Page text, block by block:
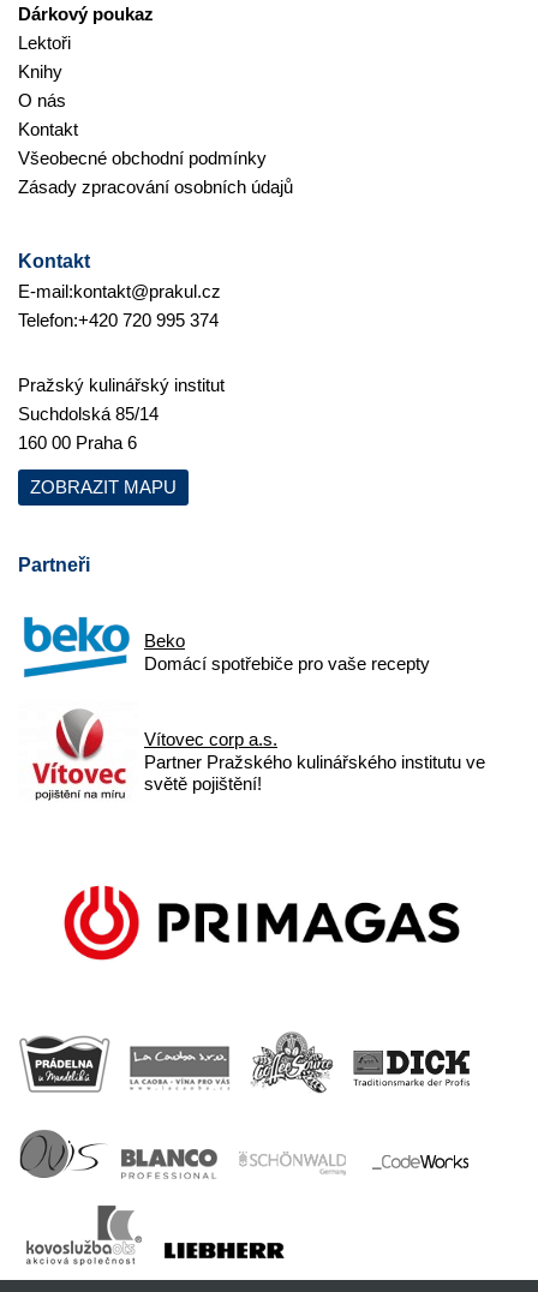
Dárkový poukaz
Lektoři
Knihy
O nás
Kontakt
Všeobecné obchodní podmínky
Zásady zpracování osobních údajů
Kontakt
E-mail:kontakt@prakul.cz
Telefon:+420 720 995 374
Pražský kulinářský institut
Suchdolská 85/14
160 00 Praha 6
ZOBRAZIT MAPU
Partneři
Beko
Domácí spotřebiče pro vaše recepty
Vítovec corp a.s.
Partner Pražského kulinářského institutu ve
světě pojištění!